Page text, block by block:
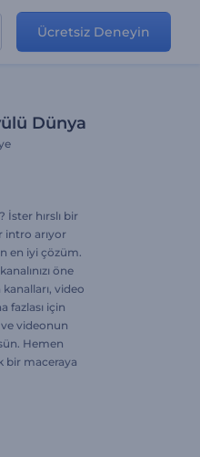
Ücretsiz Deneyin
Dünya
İster hırslı bir
intro arıyor
en iyi çözüm.
öne
video
fazlası için
videonun
Hemen
bir maceraya